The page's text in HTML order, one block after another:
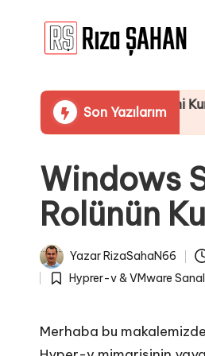
content
ı
z
a
Ş
A
H
A
Bilgi
Paylaşım
Portalı
Son Yazılarım
İşletim Sistemi Kurulumu
Windows
Rolünün
Posted
by
Yazar RizaSahaN66
Posted
Hyprer-v & VMware
Merhaba bu